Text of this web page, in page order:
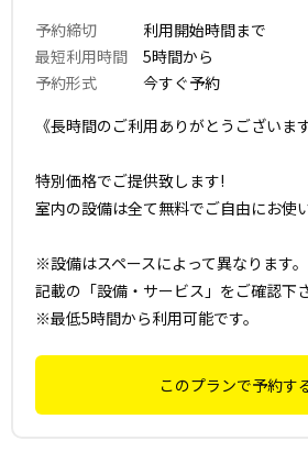
予約締切 利用開始時間まで
最短利用時間 5時間から
予約形式 今すぐ予約
《長時間のご利用ありがとうございま
特別価格でご提供致します!
室内の設備は全て無料でご自由にお使
※設備はスペースによって異なります
記載の「設備・サービス」をご確認下さ
※最低5時間から利用可能です。
このプランで予約す